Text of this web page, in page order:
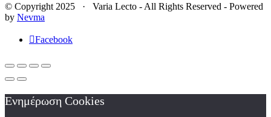
© Copyright 2025 · Varia Lecto - All Rights Reserved - Powered
by Nevma
Facebook
Ενημέρωση Cookies